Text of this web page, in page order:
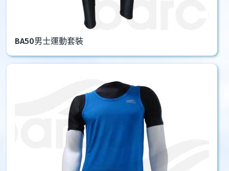
BA50男士運動套裝